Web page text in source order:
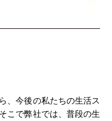
、今後の私たちの生活ス
こで弊社では、普段の生